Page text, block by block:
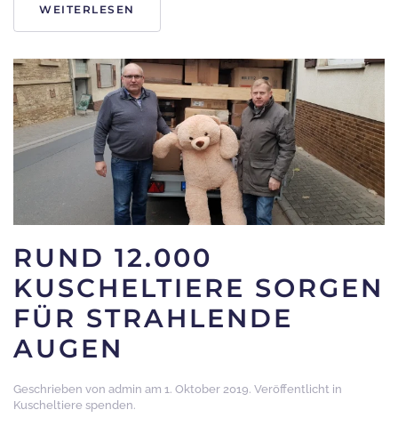
WEITERLESEN
RUND 12.000
KUSCHELTIERE SORGEN
FÜR STRAHLENDE
AUGEN
Geschrieben von admin am 1. Oktober 2019. Veröffentlicht in
Kuscheltiere spenden.